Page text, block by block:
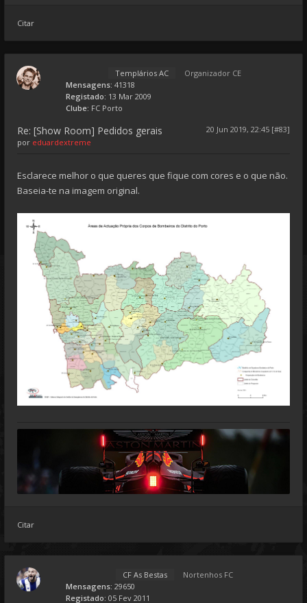
Citar
Templários AC
Organizador CE
Mensagens: 41318
Registado: 13 Mar 2009
Clube: FC Porto
Re: [Show Room] Pedidos gerais
20 Jun 2019, 22:45 [#83]
por eduardextreme
Esclarece melhor o que queres que fique com cores e o que não.
Baseia-te na imagem original.
Citar
CF As Bestas
Nortenhos FC
Mensagens: 29650
Registado: 05 Fev 2011